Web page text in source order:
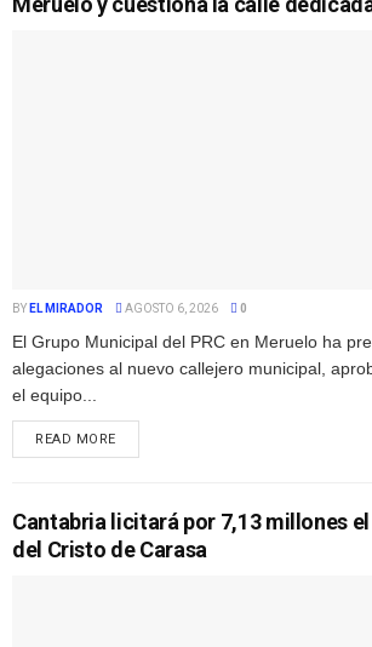
BY EL MIRADOR AGOSTO 6, 2026 0
El Grupo Municipal del PRC en Meruelo ha
alegaciones al nuevo callejero municipal,
el equipo...
READ MORE
Cantabria licitará por 7,13 millones
del Cristo de Carasa